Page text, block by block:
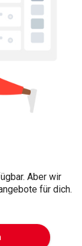
Aber wir
für dich.